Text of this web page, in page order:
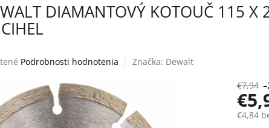
DIAMANTOVÝ KOTOUČ 115 X
Podrobnosti hodnotenia Značka: Dewalt
€7,94
€4,84